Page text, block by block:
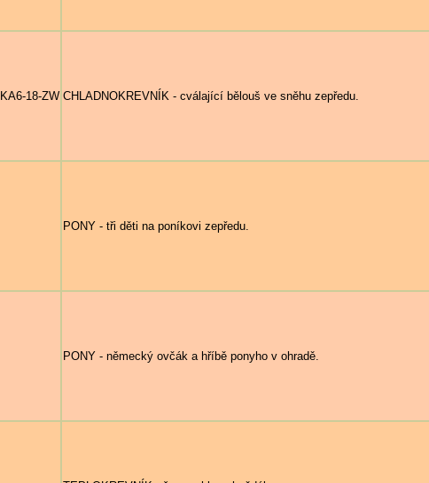
KA6-18-ZW CHLADNOKREVNÍK - cválající bělouš ve sněhu zepředu.
PONY - tři děti na poníkovi zepředu.
PONY - německý ovčák a hříbě ponyho v ohradě.